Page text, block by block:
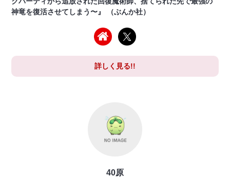
神竜を復活させてしまう〜』 （ぶんか社）
詳しく見る!!
40原